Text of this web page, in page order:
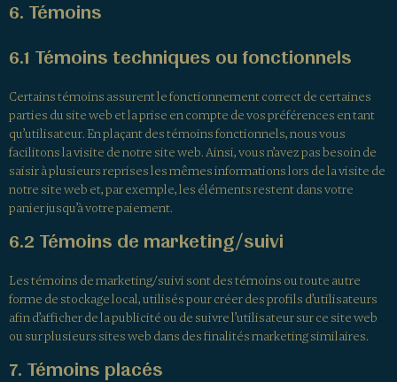
6. Témoins
6.1 Témoins techniques ou fonctionnels
Certains témoins assurent le fonctionnement correct de certaines
parties du site web et la prise en compte de vos préférences en tant
qu’utilisateur. En plaçant des témoins fonctionnels, nous vous
facilitons la visite de notre site web. Ainsi, vous n’avez pas besoin de
saisir à plusieurs reprises les mêmes informations lors de la visite de
notre site web et, par exemple, les éléments restent dans votre
panier jusqu’à votre paiement.
6.2 Témoins de marketing/suivi
Les témoins de marketing/suivi sont des témoins ou toute autre
forme de stockage local, utilisés pour créer des profils d’utilisateurs
afin d’afficher de la publicité ou de suivre l’utilisateur sur ce site web
ou sur plusieurs sites web dans des finalités marketing similaires.
7. Témoins placés